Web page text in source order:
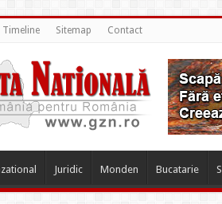
Timeline Sitemap Contact
Juridic Monden Bucatarie